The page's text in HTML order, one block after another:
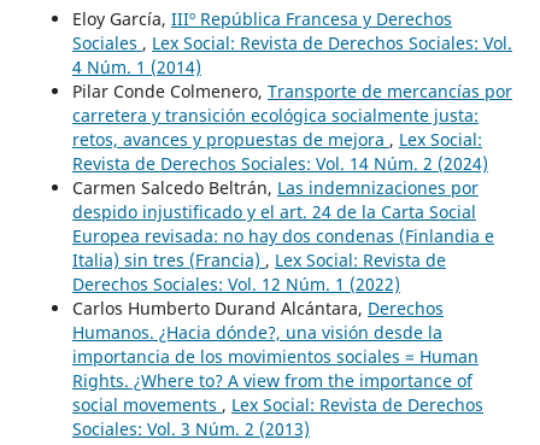
Eloy García, IIIº República Francesa y Derechos
Sociales , Lex Social: Revista de Derechos Sociales: Vol.
4 Núm. 1 (2014)
Pilar Conde Colmenero, Transporte de mercancías por
carretera y transición ecológica socialmente justa:
retos, avances y propuestas de mejora , Lex Social:
Revista de Derechos Sociales: Vol. 14 Núm. 2 (2024)
Carmen Salcedo Beltrán, Las indemnizaciones por
despido injustificado y el art. 24 de la Carta Social
Europea revisada: no hay dos condenas (Finlandia e
Italia) sin tres (Francia) , Lex Social: Revista de
Derechos Sociales: Vol. 12 Núm. 1 (2022)
Carlos Humberto Durand Alcántara, Derechos
Humanos. ¿Hacia dónde?, una visión desde la
importancia de los movimientos sociales = Human
Rights. ¿Where to? A view from the importance of
social movements , Lex Social: Revista de Derechos
Sociales: Vol. 3 Núm. 2 (2013)